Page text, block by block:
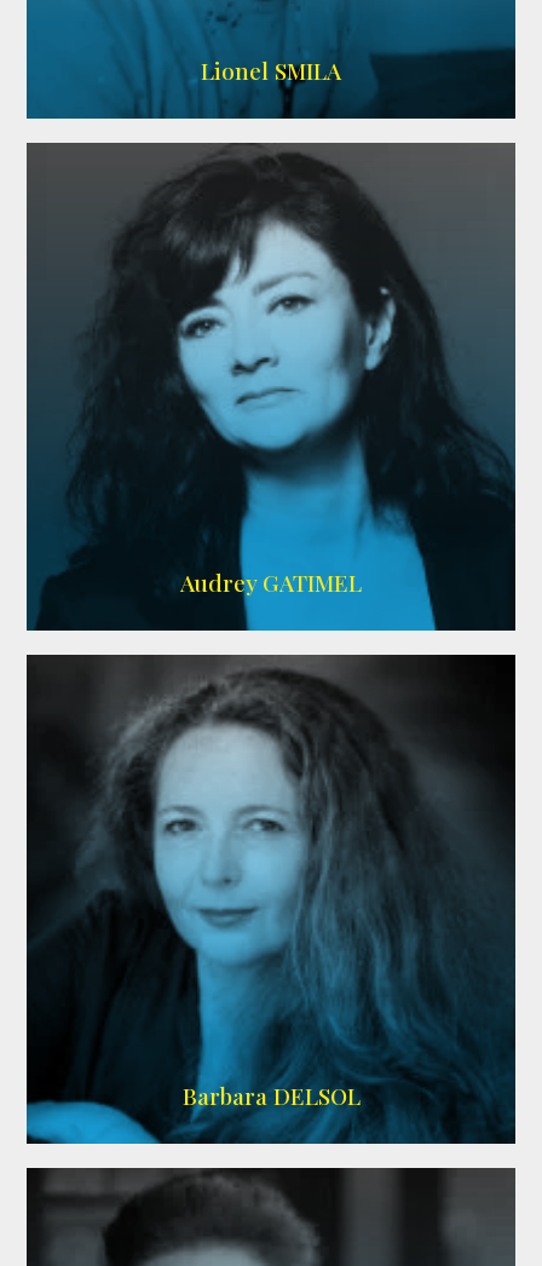
Lionel SMILA
Audrey GATIMEL
IMDB
Barbara DELSOL